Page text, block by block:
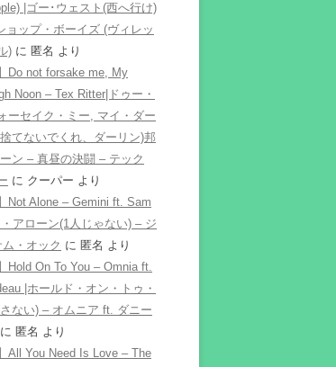
|ゴー･ウェスト(西へ行け)
ョップ・ボーイズ (ヴィレッ
) に 匿名 より
Do not forsake me, My
Noon – Tex Ritter|ドゥー・
ーセイク・ミー, マイ・ダー
てないでくれ、ダーリン)邦
ン – 真昼の決闘 – テック
に クーパー より
Not Alone – Gemini ft. Sam
アローン(1人じゃない) – ジ
・オック に 匿名 より
Hold On To You – Omnia ft.
|ホールド・オン・トゥ・
ない) – オムニア ft. ダニー
に 匿名 より
All You Need Is Love – The